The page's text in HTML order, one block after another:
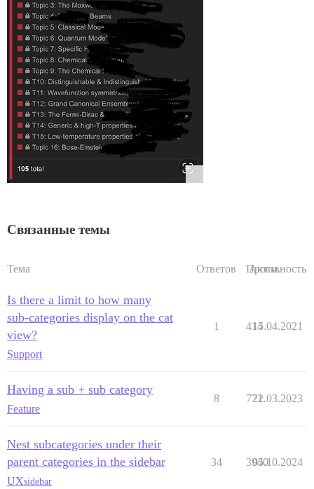
Связанные темы
Тема Ответов Просм.
Активность
Is there a limit to how many
sub-categories display on the cat
view?
Support
1 414
15.04.2021
Having a sub + sub category
Feature
8 771
22.03.2023
Nest subcategories under their
parent categories in the sidebar
UXsidebar
34 3940
05.10.2024